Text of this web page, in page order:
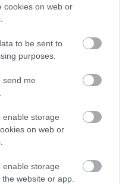
cookies on web or
to be sent to
purposes.
send me
enable storage
on web or
enable storage
website or app.
στο σπίτι
για να
τα σωματίδια από
επίσης
για πλύσιμο.
στο σπίτι.
κινδύνους της
κλιματιστικό που